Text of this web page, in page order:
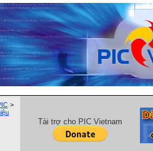
>
Tài trợ cho PIC Vietnam